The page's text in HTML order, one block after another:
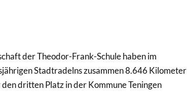
der Theodor-Frank-Schule haben im
Stadtradelns zusammen 8.646 Kilometer
dritten Platz in der Kommune Teningen